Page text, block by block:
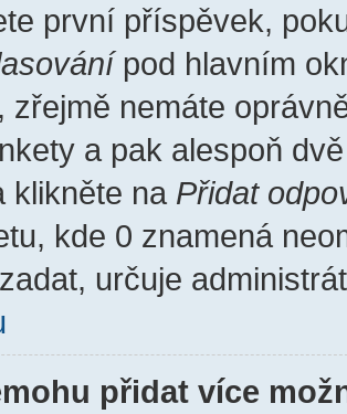
první příspěvek,
pod hlavním
zřejmě nemáte
a pak alespoň
klikněte na Přidat
kde 0 znamená
určuje
přidat více